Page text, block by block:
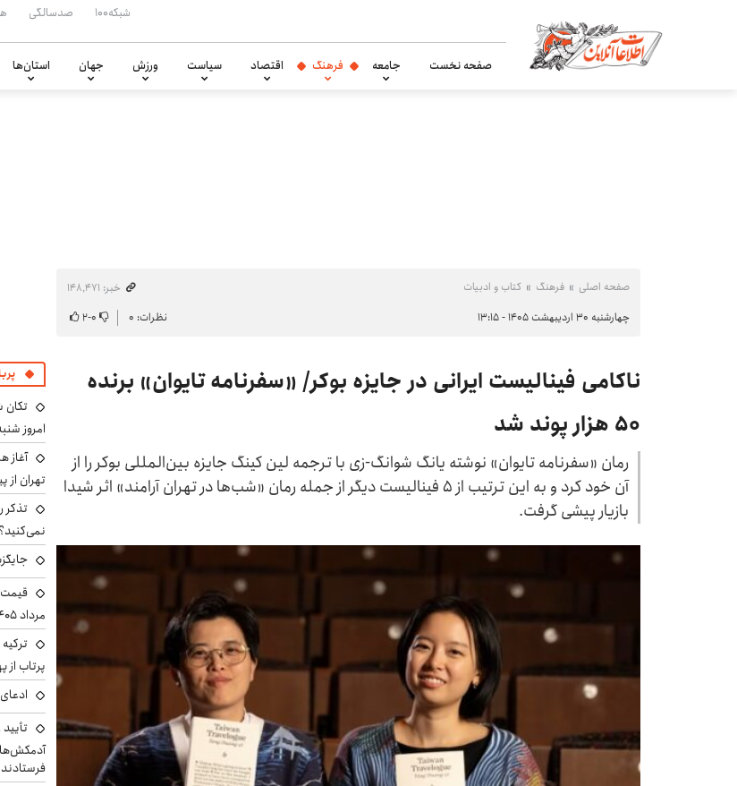
شبکه۱۰۰ صدسالگی
صفحه نخست جامعه فرهنگ اقتصاد سیاست ورزش جهان استان‌ها
صفحه اصلی فرهنگ کتاب و ادبیات
خبر: ۱۴۸٬۴۷۱
چهارشنبه ۳۰ اردیبهشت ۱۴۰۵ - ۱۳:۱۵
نظرات: ۰ ۰-۲
ناکامی فینالیست ایرانی در جایزه بوکر/ «سفرنامه تایوان» برنده
۵۰ هزار پوند شد
رمان «سفرنامه تایوان» نوشته یانگ شوانگ-زی با ترجمه لین کینگ جایزه بین‌المللی بوکر را از
آن خود کرد و به این ترتیب از ۵ فینالیست دیگر از جمله رمان «شب‌ها در تهران آرامند» اثر شیدا
بازیار پیشی گرفت.
تکان
امروز شنبه ۱۷ مرداد
آغاز
تهران
تذکر
نمی‌کنید؟
مرداد ۱۴۰۵ +جدول
پرتاب از
آدمکش‌ها